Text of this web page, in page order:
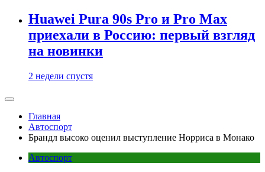
Huawei Pura 90s Pro и Pro Max
приехали в Россию: первый взгляд
на новинки
2 недели спустя
Главная
Автоспорт
Брандл высоко оценил выступление Норриса в Монако
Автоспорт